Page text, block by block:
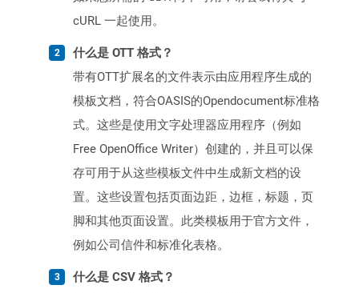
cURL 一起使用。
什么是 OTT 格式？
带有OTT扩展名的文件表示由应用程序生成的
模板文档，符合OASIS的Opendocument标准格
式。这些是使用文字处理器应用程序（例如
Free OpenOffice Writer）创建的，并且可以保
存可用于从这些模板文件中生成新文档的设
置。这些设置包括页面边距，边框，标题，页
脚和其他页面设置。此类模板用于官方文件，
例如公司信件和标准化表格。
什么是 CSV 格式？